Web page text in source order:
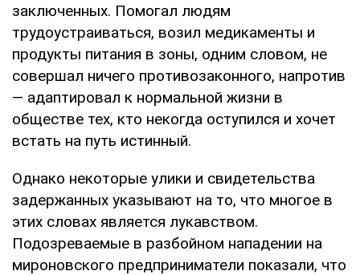
заключенных. Помогал людям
трудоустраиваться, возил медикаменты и
продукты питания в зоны, одним словом, не
совершал ничего противозаконного, напротив
— адаптировал к нормальной жизни в
обществе тех, кто некогда оступился и хочет
встать на путь истинный.
Однако некоторые улики и свидетельства
задержанных указывают на то, что многое в
этих словах является лукавством.
Подозреваемые в разбойном нападении на
мироновского предприниматели показали, что